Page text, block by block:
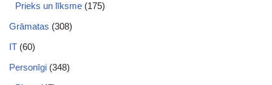
Prieks un līksme (175)
Grāmatas (308)
IT (60)
Personīgi (348)